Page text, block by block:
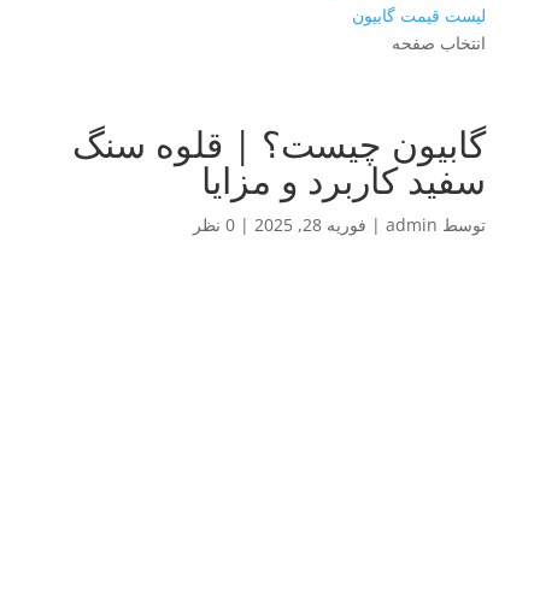
لیست قیمت گابیون
انتخاب صفحه
گابیون چیست؟ | قلوه سنگ
سفید کاربرد و مزایا
توسط admin
| فوریه 28, 2025 | 0 نظر